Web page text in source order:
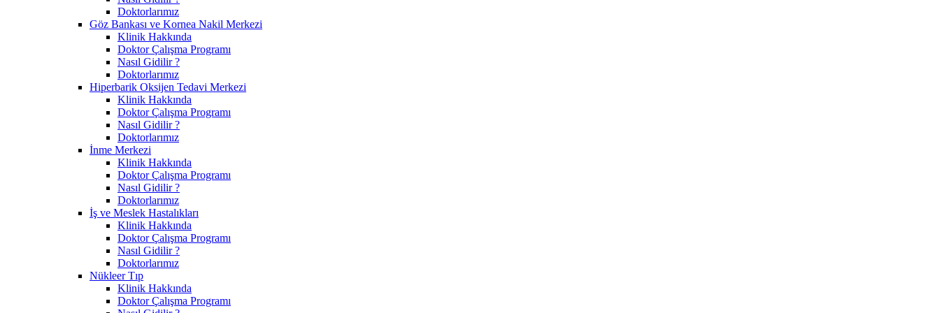
Doktorlarımız
Göz Bankası ve Kornea Nakil Merkezi
Klinik Hakkında
Doktor Çalışma Programı
Nasıl Gidilir ?
Doktorlarımız
Hiperbarik Oksijen Tedavi Merkezi
Klinik Hakkında
Doktor Çalışma Programı
Nasıl Gidilir ?
Doktorlarımız
İnme Merkezi
Klinik Hakkında
Doktor Çalışma Programı
Nasıl Gidilir ?
Doktorlarımız
İş ve Meslek Hastalıkları
Klinik Hakkında
Doktor Çalışma Programı
Nasıl Gidilir ?
Doktorlarımız
Nükleer Tıp
Klinik Hakkında
Doktor Çalışma Programı